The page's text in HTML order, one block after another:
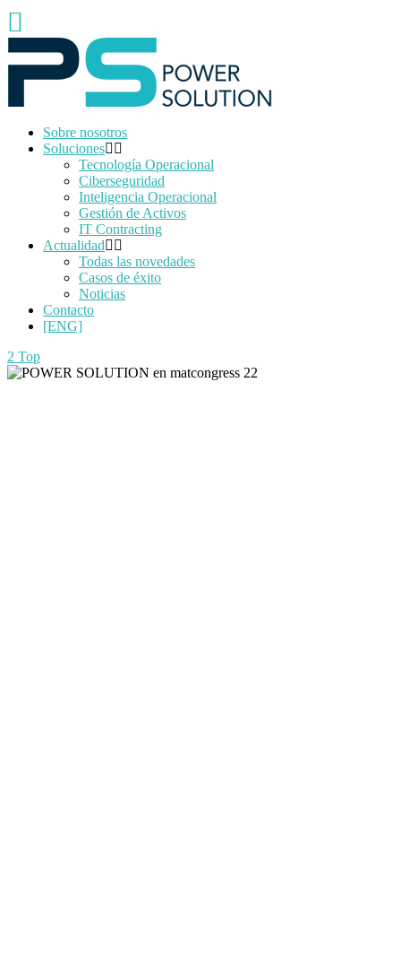
Sobre nosotros
Soluciones
Tecnología Operacional
Ciberseguridad
Inteligencia Operacional
Gestión de Activos
IT Contracting
Actualidad
Todas las novedades
Casos de éxito
Noticias
Contacto
[ENG]
Top